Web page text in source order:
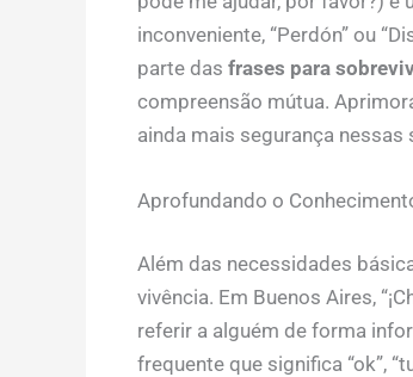
inconveniente, “Perdón” ou
parte das frases para
compreensão mútua.
ainda mais segurança nessas
Aprofundando o
Além das necessidades
vivência. Em Buenos Aires,
referir a alguém de forma
frequente que significa “ok”,